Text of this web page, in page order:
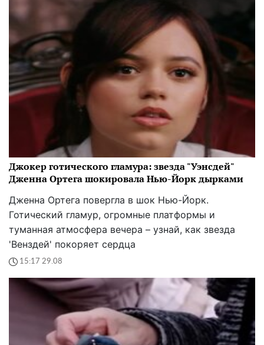
Джокер готического гламура: звезда "Уэнсдей"
Дженна Ортега шокировала Нью-Йорк дырками
Дженна Ортега повергла в шок Нью-Йорк.
Готический гламур, огромные платформы и
туманная атмосфера вечера – узнай, как звезда
'Венздей' покоряет сердца
15:17 29.08